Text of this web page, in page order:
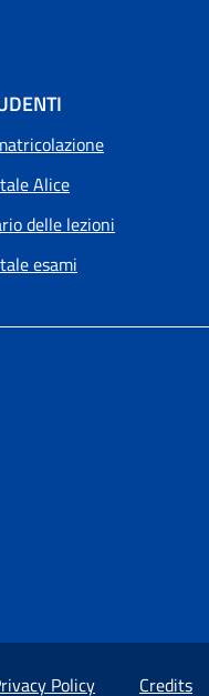
Alice
delle lezioni
esami
Policy Credits